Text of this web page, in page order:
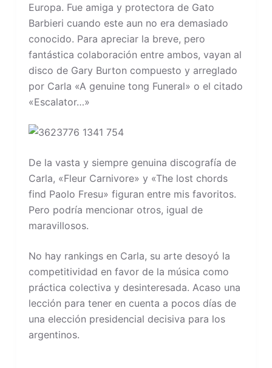
Europa. Fue amiga y protectora de Gato
Barbieri cuando este aun no era demasiado
conocido. Para apreciar la breve, pero
fantástica colaboración entre ambos, vayan al
disco de Gary Burton compuesto y arreglado
por Carla «A genuine tong Funeral» o el citado
«Escalator…»
De la vasta y siempre genuina discografía de
Carla, «Fleur Carnivore» y «The lost chords
find Paolo Fresu» figuran entre mis favoritos.
Pero podría mencionar otros, igual de
maravillosos.
No hay rankings en Carla, su arte desoyó la
competitividad en favor de la música como
práctica colectiva y desinteresada. Acaso una
lección para tener en cuenta a pocos días de
una elección presidencial decisiva para los
argentinos.